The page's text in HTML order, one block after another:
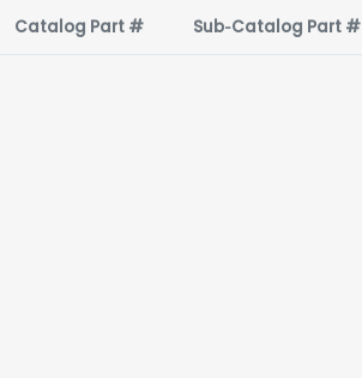
Catalog Part # Sub‑Catalog Part #